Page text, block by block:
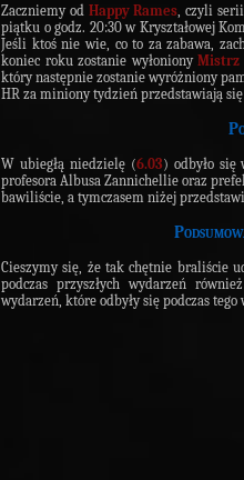
Zaczniemy od Happy Rames , czyli
piątku o godz. 20:30 w Kryształowej
Jeśli ktoś nie wie, co to za zabawa,
koniec roku zostanie wyłonionyMistrz
który następnie zostanie wyróżniony
HR za miniony tydzień przedstawiają się
W ubiegłą niedzielę (6.03) odbyło
profesora Albusa Zannichellie oraz
bawiliście, a tymczasem niżej
Cieszymy się, że tak chętnie braliście
podczas przyszłych wydarzeń
wydarzeń, które odbyły się podczas